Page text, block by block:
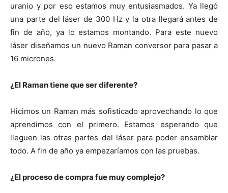
uranio y por eso estamos muy entusiasmados. Ya llegó
una parte del láser de 300 Hz y la otra llegará antes de
fin de año, ya lo estamos montando. Para este nuevo
láser diseñamos un nuevo Raman conversor para pasar a
16 micrones.
¿El Raman tiene que ser diferente?
Hicimos un Raman más sofisticado aprovechando lo que
aprendimos con el primero. Estamos esperando que
lleguen las otras partes del láser para poder ensamblar
todo. A fin de año ya empezaríamos con las pruebas.
¿El proceso de compra fue muy complejo?